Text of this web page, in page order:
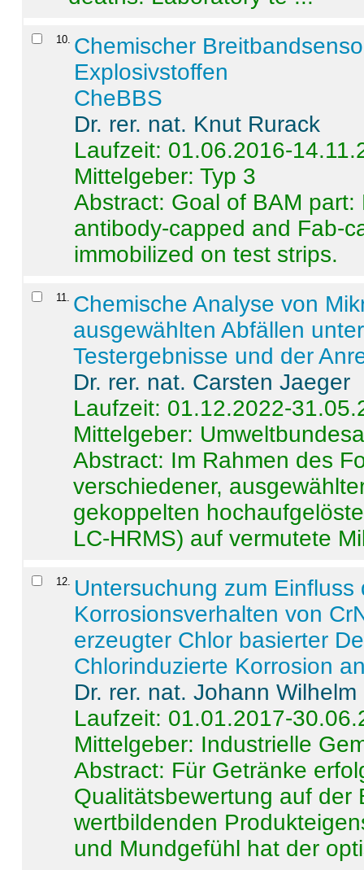
10 Chemischer
Explosivstoffen
CheBBS
Dr. rer. nat. Knut Rurack
Laufzeit: 01.06.2016-
Mittelgeber: Typ 3
Abstract: Goal of BAM
antibody-capped and Fab-
immobilized on test strips.
11
Chemische Analyse von
ausgewählten Abfällen
Testergebnisse und der
Dr. rer. nat. Carsten Jaeger
Laufzeit: 01.12.2022-
Mittelgeber:
Abstract: Im Rahmen des
verschiedener,
gekoppelten
LC-HRMS) auf vermutete
12
Untersuchung zum
Korrosionsverhalten von
erzeugter Chlor basierter
Chlorinduzierte Korrosion
Dr. rer. nat. Johann
Laufzeit: 01.01.2017-
Mittelgeber: Industrielle
Abstract: Für Getränke
Qualitätsbewertung auf der
wertbildenden
und Mundgefühl hat der